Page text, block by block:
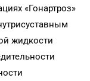
«Гонартроз»
жидкости